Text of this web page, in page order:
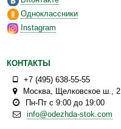
Одноклассники
Instagram
КОНТАКТЫ
+7 (495) 638-55-55
Москва Щелковское ш., 2
Пн-Пт с 9:00 до 19:00
info@odezhda-stok.com